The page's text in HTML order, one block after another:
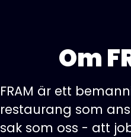
Om
FRAM är ett
restaurang som
sak som oss - att